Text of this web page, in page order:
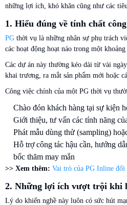
những lợi ích, khó khăn cũng như các
1. Hiểu đúng về tính chất
PG thời vụ là những nhân sự phụ trách
các hoạt động hoạt náo trong một
Các dự án này thường kéo dài từ vài
khai trương, ra mắt sản phẩm mới hoặc
Công việc chính của một PG thời vụ
Chào đón khách hàng tại sự kiện
Giới thiệu, tư vấn các tính năng
Phát mẫu dùng thử (sampling)
Hỗ trợ công tác hậu cần, hướng
bốc thăm may mắn
>> Xem thêm: Vai trò của PG Inline đối
2. Những lợi ích vượt trội khi
Lý do khiến nghề này luôn có sức hút